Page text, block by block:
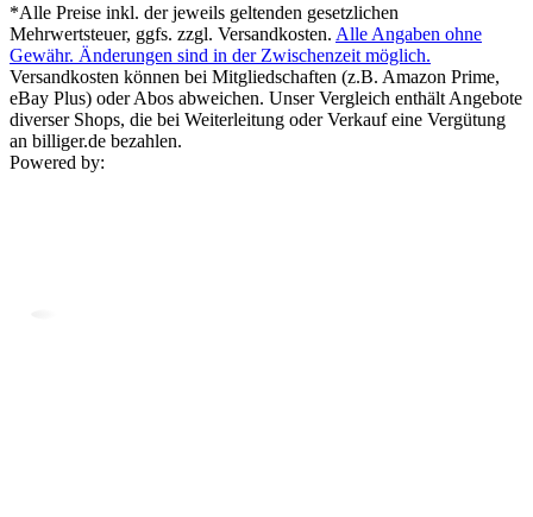
*Alle Preise inkl. der jeweils geltenden gesetzlichen
Mehrwertsteuer, ggfs. zzgl. Versandkosten. Alle Angaben ohne
Gewähr. Änderungen sind in der Zwischenzeit möglich.
Versandkosten können bei Mitgliedschaften (z.B. Amazon Prime,
eBay Plus) oder Abos abweichen. Unser Vergleich enthält Angebote
diverser Shops, die bei Weiterleitung oder Verkauf eine Vergütung
an billiger.de bezahlen.
Powered by: